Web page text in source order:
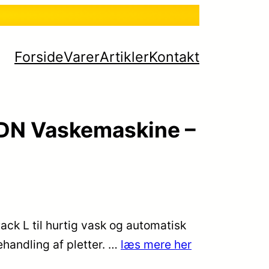
ForsideVarerArtiklerKontakt
Vaskemaskine –
L til hurtig vask og automatisk
af pletter. … læs mere her